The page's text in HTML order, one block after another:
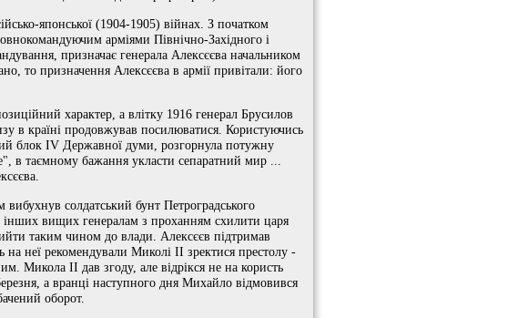
японської (1904-1905) війнах. З початком
арміями Північно-Західного і
призначає генерала Алексєєва начальником
то призначення Алексєєва в армії привітали: його
характер, а влітку 1916 генерал Брусилов
в країні продовжував посилюватися. Користуючись
блок IV Державної думи, розгорнула потужну
в таємному бажання укласти сепаратний мир ...
вибухнув солдатський бунт Петроградського
вищих генералам з проханням схилити царя
таким чином до влади. Алексєєв підтримав
неї рекомендували Миколі II зректися престолу -
Микола II дав згоду, але відрікся не на користь
а вранці наступного дня Михайло відмовився
оборот.